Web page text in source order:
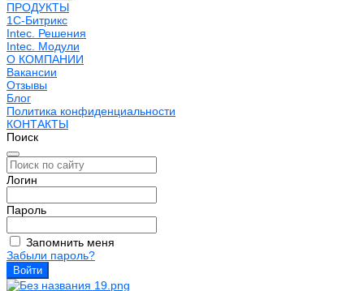
ПРОДУКТЫ
1С-Битрикс
Intec. Решения
Intec. Модули
О КОМПАНИИ
Вакансии
Отзывы
Блог
Политика конфиденциальности
КОНТАКТЫ
Поиск
Логин
Пароль
Запомнить меня
Забыли пароль?